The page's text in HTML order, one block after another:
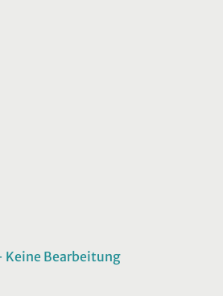
Bearbeitung